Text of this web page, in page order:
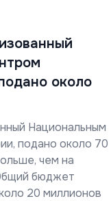
около
Национальным
подано около 70
чем на
бюджет
20 миллионов